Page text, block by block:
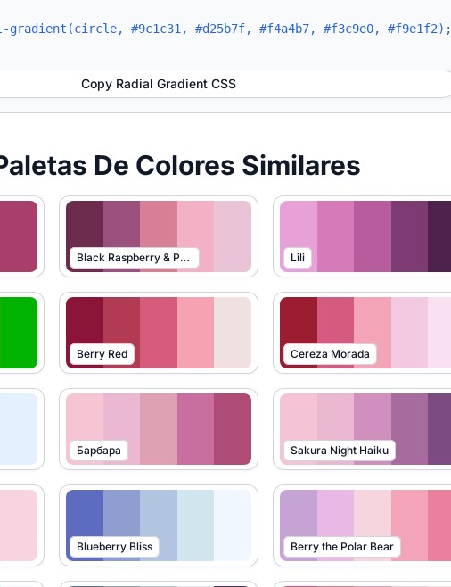
gradient(circle, #9c1c31, #d25b7f, #f4a4b7, #f3c9e0, #f9e1f2);
Copy Radial Gradient CSS
De Colores Similares
Black Raspberry & Plum Lili
Berry Red Cereza Morada
Барбара Sakura Night Haiku
Blueberry Bliss Berry the Polar Bear